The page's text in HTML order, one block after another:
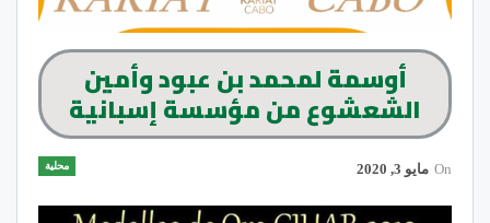
أوسمة لمحمد بن عبود وأمين
الشعشوع من مؤسسة إسبانية
محلية On مايو 3, 2020